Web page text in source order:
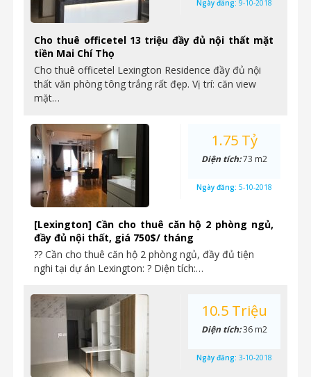
Cho thuê officetel 13 triệu đầy đủ nội thất mặt
tiền Mai Chí Thọ
Cho thuê officetel Lexington Residence đầy đủ nội
thất văn phòng tông trắng rất đẹp. Vị trí: căn view
mặt…
Ngày đăng: 9-10-2018
[Lexington] Cần cho thuê căn hộ 2 phòng ngủ,
đầy đủ nội thất, giá 750$/ tháng
?? Cần cho thuê căn hộ 2 phòng ngủ, đầy đủ tiện
nghi tại dự án Lexington: ? Diện tích:…
1.75 Tỷ
Diện tích:73 m2
Ngày đăng: 5-10-2018
10.5 Triệu
Diện tích:36 m2
Ngày đăng: 3-10-2018